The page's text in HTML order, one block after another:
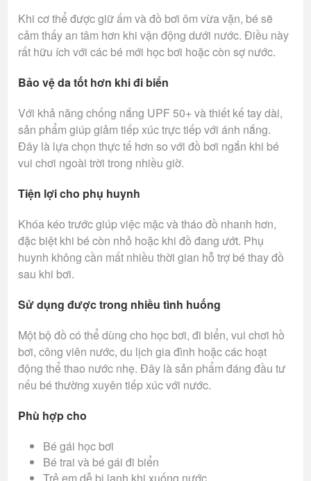
Khi cơ thể được giữ ấm và đồ bơi ôm vừa vặn, bé sẽ
cảm thấy an tâm hơn khi vận động dưới nước. Điều này
rất hữu ích với các bé mới học bơi hoặc còn sợ nước.
Bảo vệ da tốt hơn khi đi biển
Với khả năng chống nắng UPF 50+ và thiết kế tay dài,
sản phẩm giúp giảm tiếp xúc trực tiếp với ánh nắng.
Đây là lựa chọn thực tế hơn so với đồ bơi ngắn khi bé
vui chơi ngoài trời trong nhiều giờ.
Tiện lợi cho phụ huynh
Khóa kéo trước giúp việc mặc và tháo đồ nhanh hơn,
đặc biệt khi bé còn nhỏ hoặc khi đồ đang ướt. Phụ
huynh không cần mất nhiều thời gian hỗ trợ bé thay đồ
sau khi bơi.
Sử dụng được trong nhiều tình huống
Một bộ đồ có thể dùng cho học bơi, đi biển, vui chơi hồ
bơi, công viên nước, du lịch gia đình hoặc các hoạt
động thể thao nước nhẹ. Đây là sản phẩm đáng đầu tư
nếu bé thường xuyên tiếp xúc với nước.
Phù hợp cho
Bé gái học bơi
Bé trai và bé gái đi biển
Trẻ em dễ bị lạnh khi xuống nước